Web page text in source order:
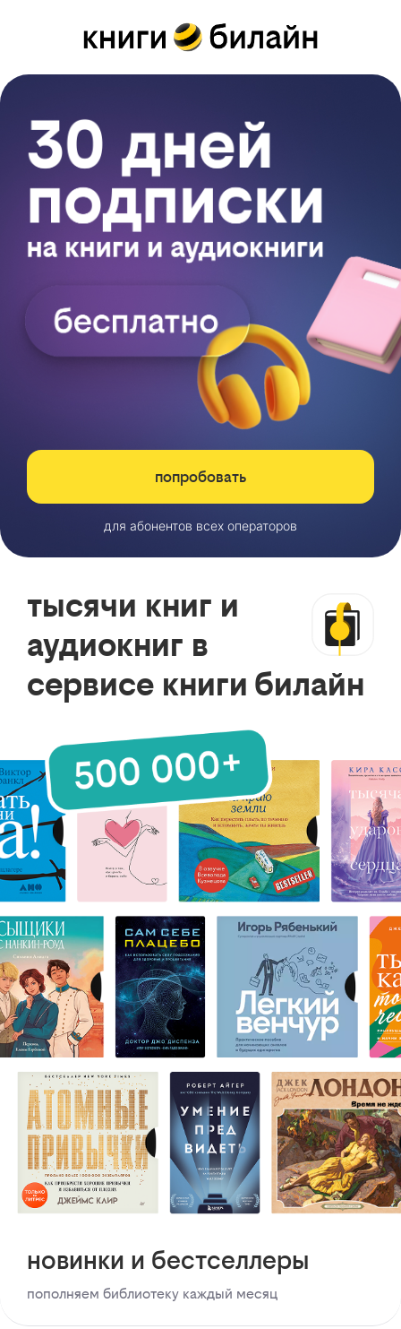
попробовать
для абонентов всех операторов
тысячи книг и
аудиокниг в
сервисе книги билайн
новинки и бестселлеры
пополняем библиотеку каждый месяц